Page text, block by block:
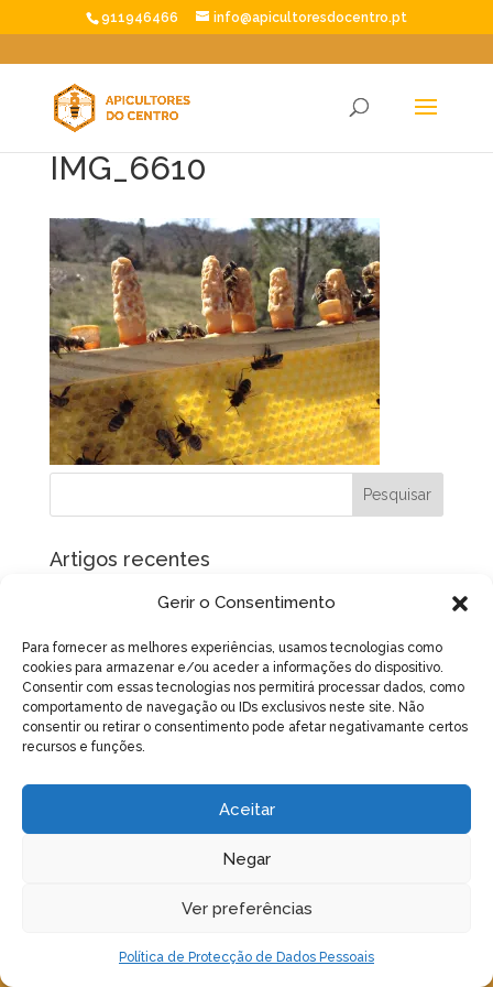
Gerir o Consentimento
Para fornecer as melhores experiências, usamos tecnologias como
cookies para armazenar e/ou aceder a informações do dispositivo.
Consentir com essas tecnologias nos permitirá processar dados, como
comportamento de navegação ou IDs exclusivos neste site. Não
consentir ou retirar o consentimento pode afetar negativamante certos
recursos e funções.
Aceitar
Negar
Ver preferências
Política de Protecção de Dados Pessoais
911946466 info@apicultoresdocentro.pt
IMG_6610
Artigos recentes
No Verão, garanta água às suas colmeias
de 2026 – 15h
Curso de Criação de Rainhas
Magusto Natalício 2024
Varroa, Vespa velutina e Nutrição apícola – Acção de